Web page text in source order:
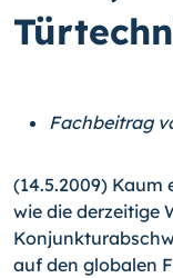
Fachbeitrag
(14.5.2009) Kaum
wie die derzeitige
auf den globalen